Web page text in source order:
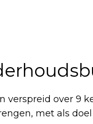
verspreid over 9
met als